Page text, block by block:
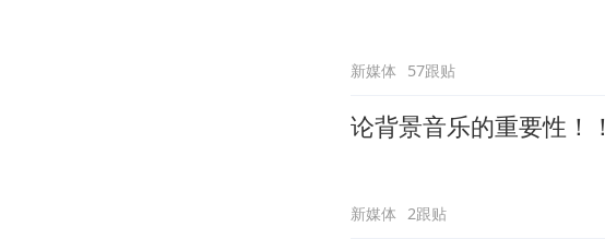
新媒体 57跟贴
论背景音乐的重要性！！
新媒体 2跟贴